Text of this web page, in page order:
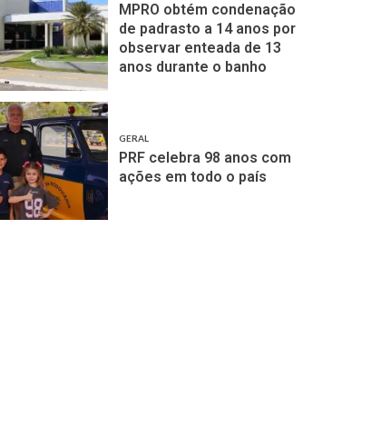
MPRO obtém condenação
de padrasto a 14 anos por
observar enteada de 13
anos durante o banho
GERAL
PRF celebra 98 anos com
ações em todo o país